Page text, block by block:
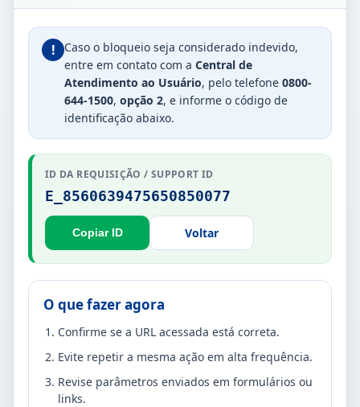
!
Caso o bloqueio seja considerado indevido,
entre em contato com a Central de
Atendimento ao Usuário, pelo telefone 0800-
644-1500, opção 2, e informe o código de
identificação abaixo.
ID DA REQUISIÇÃO / SUPPORT ID
E_8560639475650850077
Copiar ID Voltar
O que fazer agora
Confirme se a URL acessada está correta.
Evite repetir a mesma ação em alta frequência.
Revise parâmetros enviados em formulários ou
links.